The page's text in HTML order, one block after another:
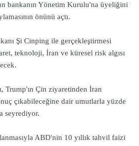
bankanın Yönetim Kurulu'na üyeliğini
önünü açtı.
Şi Cinping ile gerçekleştirmesi
teknoloji, İran ve küresel risk algısı
Trump'ın Çin ziyaretinden İran
çıkabileceğine dair umutlarla yüzde
seyrediyor.
ABD'nin 10 yıllık tahvil faizi